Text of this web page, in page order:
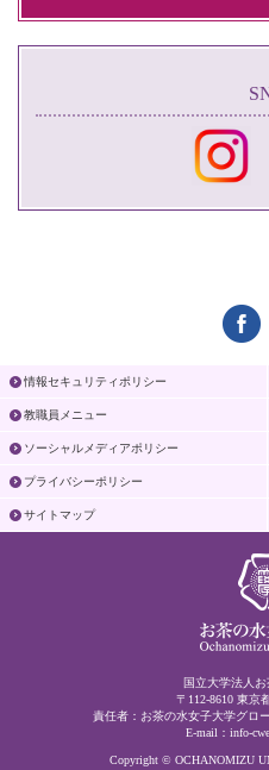
情報セキュリティポリシー
教職員メニュー
ソーシャルメディアポリシー
プライバシーポリシー
サイトマップ
国立大学法人
〒112-8610 東京
責任者：お茶の水女子大学グロ
E-mail： info-
Copyright © OCHANOMIZU